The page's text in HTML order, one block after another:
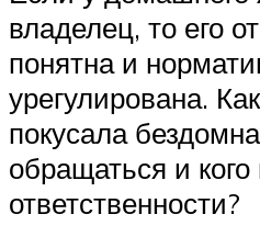
владелец, то его
понятна и
урегулирована.
покусала
обращаться и кого
ответственности?